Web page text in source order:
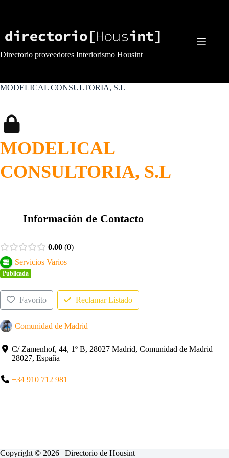
Directorio proveedores Interiorismo Housint
MODELICAL CONSULTORIA, S.L
MODELICAL
CONSULTORIA, S.L
Información de Contacto
0.00 0
Servicios Varios
Publicada
Favorito Reclamar Listado
Comunidad de Madrid
C/ Zamenhof, 44, 1º B, 28027 Madrid, Comunidad de Madrid
28027, España
+34 910 712 981
Copyright © 2026 | Directorio de Housint